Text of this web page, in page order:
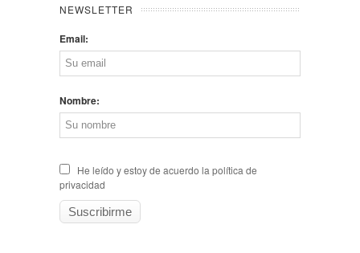
NEWSLETTER
Email:
Nombre:
He leído y estoy de acuerdo la política de
privacidad